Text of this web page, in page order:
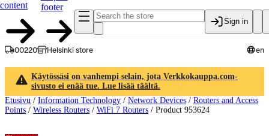
content
footer
Sign in
00220 Helsinki store en
Käytössäsi on vanhempi selain, jota Verkkokauppa.com-
sivusto ei enää tue. Lue lisää täältä.
Etusivu / Information Technology / Network Devices / Routers and Access
Points / Wireless Routers / WiFi 7 Routers / Product 953624